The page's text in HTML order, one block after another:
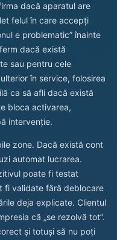
dacă aparatul are
felul în care accepți
e problematic” înainte
dacă există
sau pentru cele
în service, folosirea
ca să afli dacă există
bloca activarea,
intervenție.
zone. Dacă există cont
automat lucrarea.
poate fi testat
fi validate fără deblocare
deja explicate. Clientul
că „se rezolvă tot”.
și totuși să nu poți